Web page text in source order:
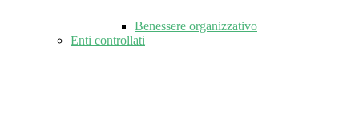
Benessere organizzativo
Enti controllati